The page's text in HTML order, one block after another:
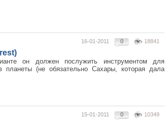
18841
0
16-01-2011
он должен послужить инструментом для
планеты (не обязательно Сахары, которая дала
10349
0
15-01-2011